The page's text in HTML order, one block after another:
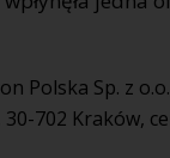
Polska Sp. z
30-702 Kraków,